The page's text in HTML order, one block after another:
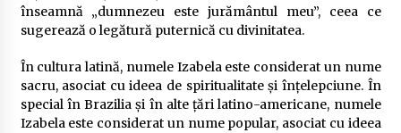
înseamnă „dumnezeu este jurământul meu”, ceea ce
sugerează o legătură puternică cu divinitatea.
În cultura latină, numele Izabela este considerat un nume
sacru, asociat cu ideea de spiritualitate și înțelepciune. În
special în Brazilia și în alte țări latino-americane, numele
Izabela este considerat un nume popular, asociat cu ideea